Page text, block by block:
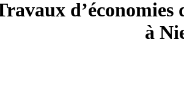
d’économies
à